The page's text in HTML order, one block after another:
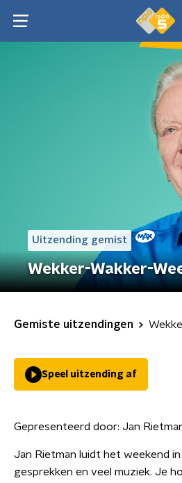
Uitzending gemist
Wekker-Wakker-
Gemiste uitzendingen
Speel uitzending af
Gepresenteerd door: Jan
Jan Rietman luidt het weekend
gesprekken en veel muziek. Je